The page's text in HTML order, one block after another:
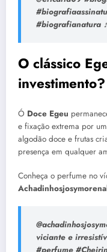
#biografianatura
O clássico
investimento?
Ó Doce Egeu
e fixação extrema por
algodão doce e frutas
presença em qualquer
Conheça o perfume no
viciante e